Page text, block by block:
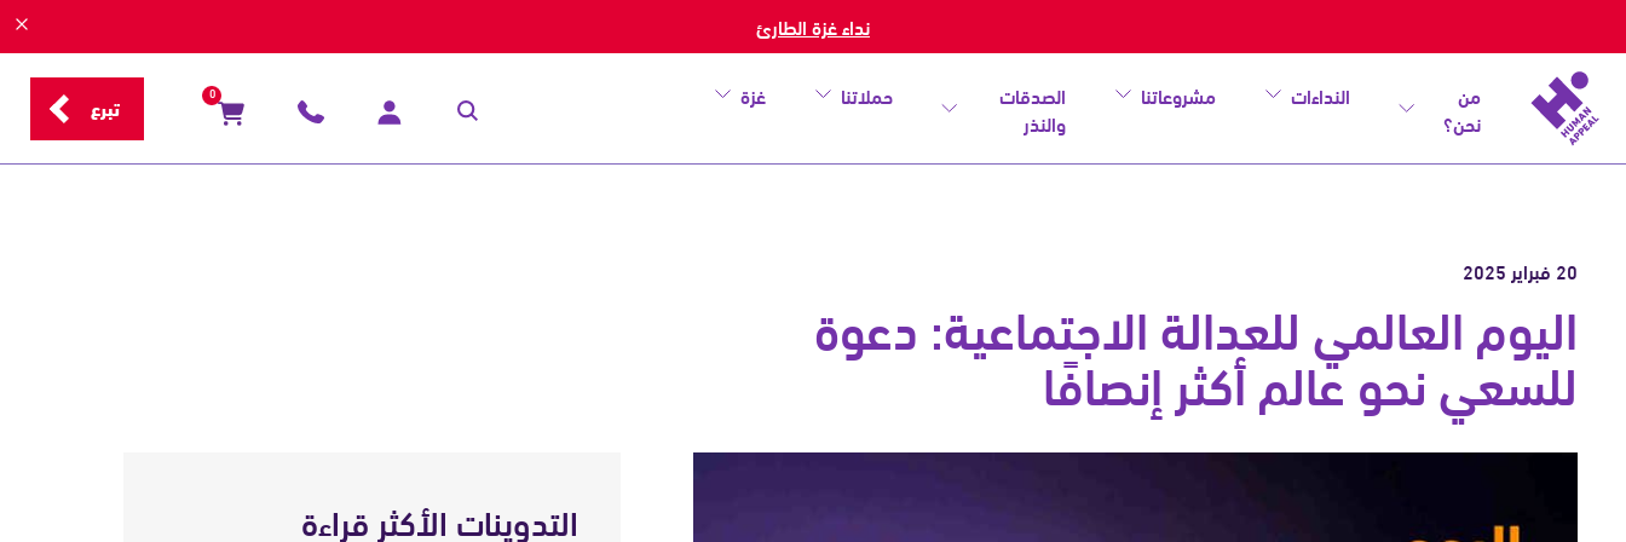
نداء غزة الطارئ
من
نحن؟
النداءات مشروعاتنا الصدقات
والنذر
حملاتنا غزة 0 تبرع
20 فبراير 2025
اليوم العالمي للعدالة الاجتماعية: دعوة
للسعي نحو عالم أكثر إنصافًا
التدوينات الأكثر قراءة